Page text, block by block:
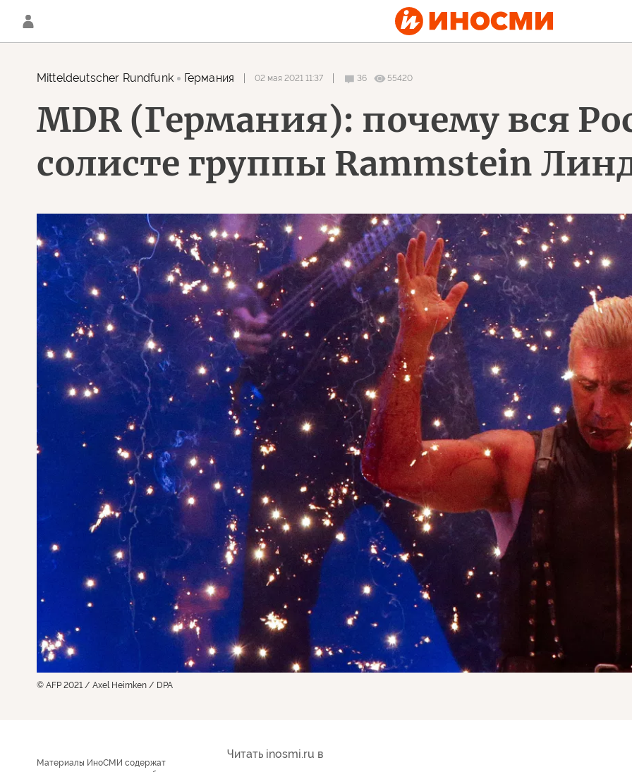
Mitteldeutscher Rundfunk Германия 02 мая 2021 11:37 36 55420
MDR (Германия): почему вся
солисте группы Rammstein
© AFP 2021 / Axel Heimken / DPA
Материалы ИноСМИ содержат
Читать inosmi.ru в